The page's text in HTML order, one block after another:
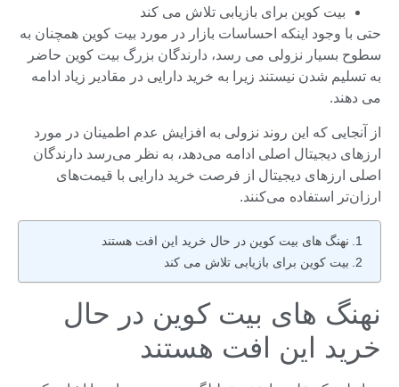
بیت کوین برای بازیابی تلاش می کند
حتی با وجود اینکه احساسات بازار در مورد بیت کوین همچنان به
سطوح بسیار نزولی می رسد، دارندگان بزرگ بیت کوین حاضر
به تسلیم شدن نیستند زیرا به خرید دارایی در مقادیر زیاد ادامه
می دهند.
از آنجایی که این روند نزولی به افزایش عدم اطمینان در مورد
ارزهای دیجیتال اصلی ادامه می‌دهد، به نظر می‌رسد دارندگان
اصلی ارزهای دیجیتال از فرصت خرید دارایی با قیمت‌های
ارزان‌تر استفاده می‌کنند.
نهنگ های بیت کوین در حال خرید این افت هستند
بیت کوین برای بازیابی تلاش می کند
نهنگ های بیت کوین در حال
خرید این افت هستند